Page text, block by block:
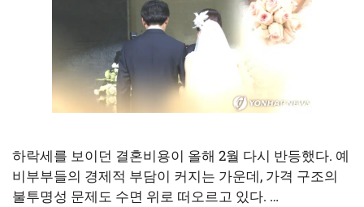
하락세를 보이던 결혼비용이 올해 2월 다시 반등했다. 예
비부부들의 경제적 부담이 커지는 가운데, 가격 구조의
불투명성 문제도 수면 위로 떠오르고 있다. …